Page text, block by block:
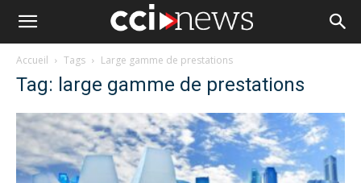
Accueil Tags Large gamme de prestations
Tag: large gamme de prestations